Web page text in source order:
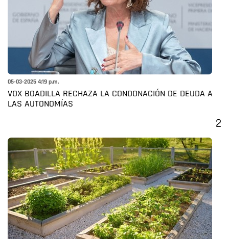
05-03-2025 4:19 p.m.
VOX BOADILLA RECHAZA LA CONDONACIÓN DE DEUDA A
LAS AUTONOMÍAS
2